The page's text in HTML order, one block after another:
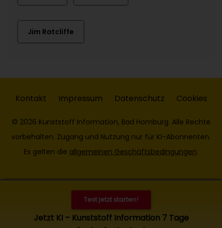
Jim Ratcliffe
Test jetzt starten!
Jetzt KI – Kunststoff Information 7 Tage
Kontakt Impressum Datenschutz Cookies
© 2026 Kunststoff Information, Bad Homburg. Alle Rechte
vorbehalten. Zugang und Nutzung nur für KI-Abonnenten.
Es gelten die allgemeinen Geschäftsbedingungen.